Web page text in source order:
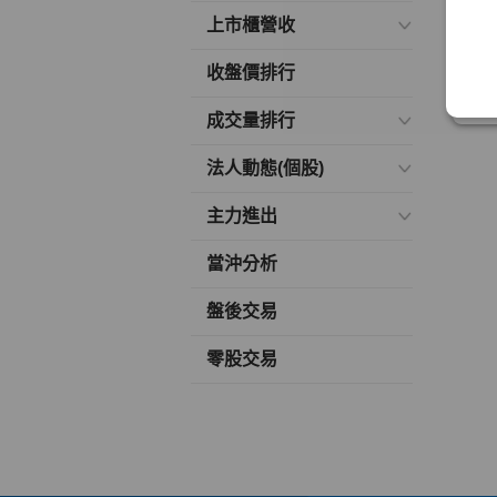
上市櫃營收
收盤價排行
成交量排行
法人動態(個股)
主力進出
當沖分析
盤後交易
零股交易